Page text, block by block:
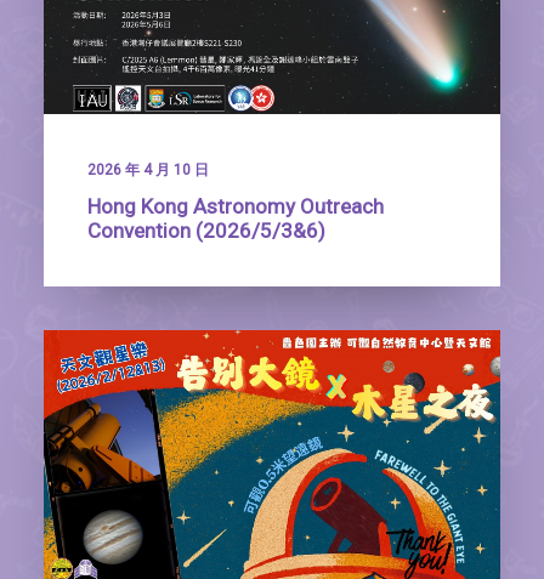
2026 年 4 月 10 日
Hong Kong Astronomy Outreach
Convention (2026/5/3&6)